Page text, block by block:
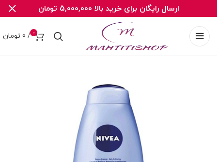
0
/
0 تومان
ارسال رایگان برای خرید بالا 5,000,000 تومان